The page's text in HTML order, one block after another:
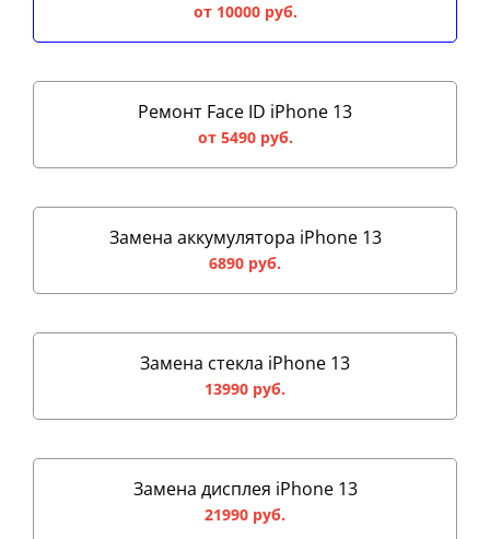
от 10000 руб.
Ремонт Face ID iPhone 13
от 5490 руб.
Замена аккумулятора iPhone 13
6890 руб.
Замена стекла iPhone 13
13990 руб.
Замена дисплея iPhone 13
21990 руб.